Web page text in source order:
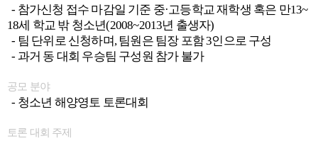
- 참가신청 접수 마감일 기준 중·고등학교 재학생 혹은 만13~
18세 학교 밖 청소년(2008~2013년 출생자)
- 팀 단위로 신청하며, 팀원은 팀장 포함 3인으로 구성
- 과거 동 대회 우승팀 구성원 참가 불가
공모 분야
- 청소년 해양영토 토론대회
토론 대회 주제